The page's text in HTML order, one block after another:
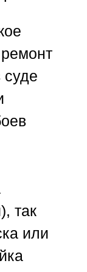
суде
, так
или